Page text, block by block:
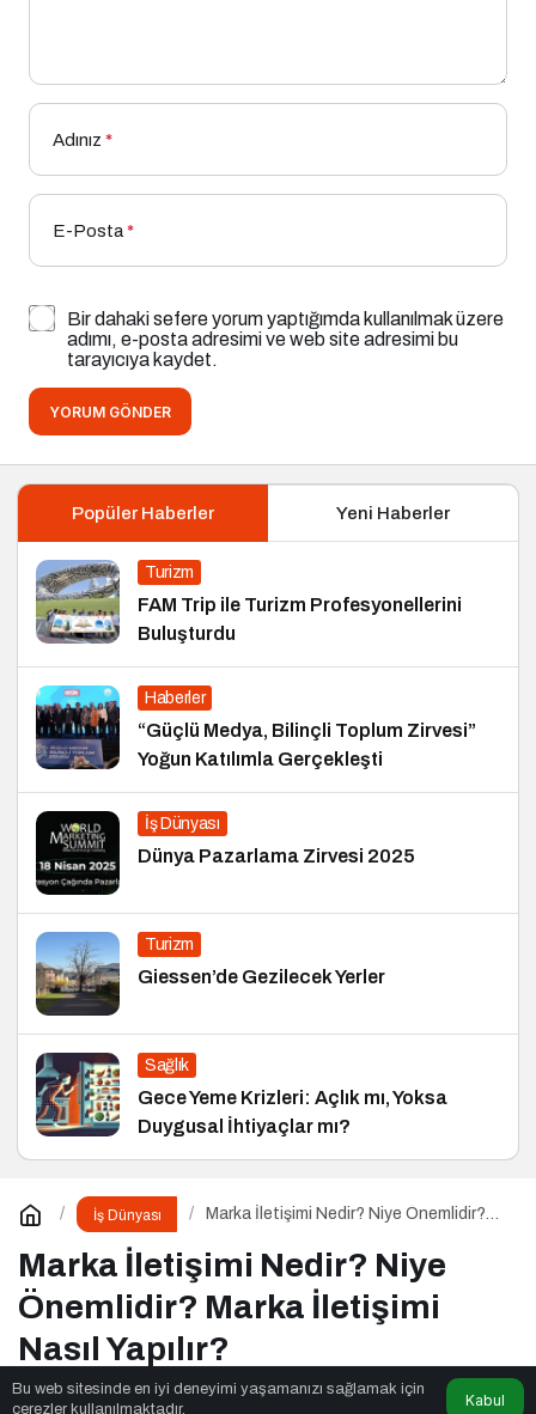
Adınız *
E-Posta*
Bir dahaki sefere yorum yaptığımda kullanılmak üzere
adımı, e-posta adresimi ve web site adresimi bu
tarayıcıya kaydet.
YORUM GÖNDER
Popüler Haberler Yeni Haberler
Turizm
FAM Trip ile Turizm Profesyonellerini
Buluşturdu
Haberler
“Güçlü Medya, Bilinçli Toplum Zirvesi”
Yoğun Katılımla Gerçekleşti
İş Dünyası
Dünya Pazarlama Zirvesi 2025
Turizm
Giessen’de Gezilecek Yerler
Sağlık
Gece Yeme Krizleri: Açlık mı, Yoksa
Duygusal İhtiyaçlar mı?
İş Dünyası
Marka İletişimi Nedir? Niye Önemlidir?
Marka İletişimi Nedir? Niye
Önemlidir? Marka İletişimi
Nasıl Yapılır?
Bu web sitesinde en iyi deneyimi yaşamanızı sağlamak için
çerezler kullanılmaktadır.
Kabul